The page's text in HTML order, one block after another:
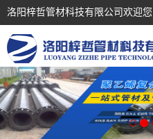
洛阳梓哲管材科技有限公司欢迎